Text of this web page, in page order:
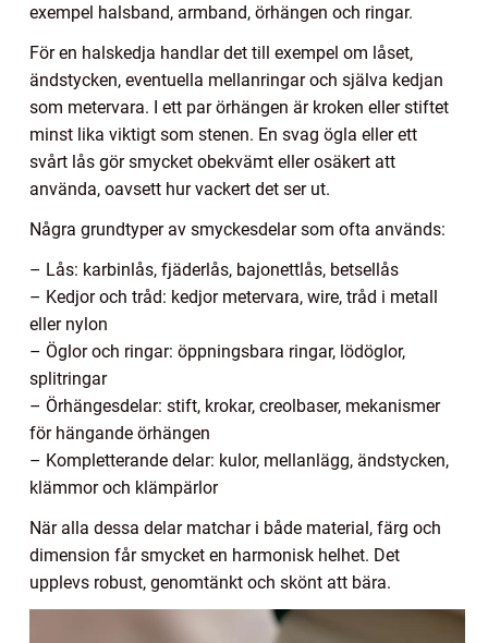
exempel halsband, armband, örhängen och ringar.
För en halskedja handlar det till exempel om låset,
ändstycken, eventuella mellanringar och själva kedjan
som metervara. I ett par örhängen är kroken eller stiftet
minst lika viktigt som stenen. En svag ögla eller ett
svårt lås gör smycket obekvämt eller osäkert att
använda, oavsett hur vackert det ser ut.
Några grundtyper av smyckesdelar som ofta används:
– Lås: karbinlås, fjäderlås, bajonettlås, betsellås
– Kedjor och tråd: kedjor metervara, wire, tråd i metall
eller nylon
– Öglor och ringar: öppningsbara ringar, lödöglor,
splitringar
– Örhängesdelar: stift, krokar, creolbaser, mekanismer
för hängande örhängen
– Kompletterande delar: kulor, mellanlägg, ändstycken,
klämmor och klämpärlor
När alla dessa delar matchar i både material, färg och
dimension får smycket en harmonisk helhet. Det
upplevs robust, genomtänkt och skönt att bära.